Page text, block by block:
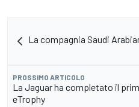
La compagnia Saudi
PROSSIMO ARTICOLO
La Jaguar ha completato il
eTrophy